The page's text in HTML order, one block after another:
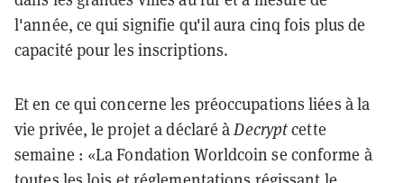
l'année, ce qui signifie qu'il aura cinq fois plus de
capacité pour les inscriptions.
Et en ce qui concerne les préoccupations liées à la
vie privée, le projet a déclaré àDecryptcette
semaine : «La Fondation Worldcoin se conforme à